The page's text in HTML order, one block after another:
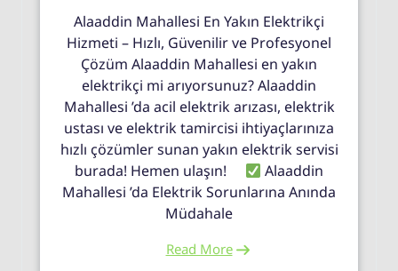
Alaaddin Mahallesi En Yakın Elektrikçi
Hizmeti – Hızlı, Güvenilir ve Profesyonel
Çözüm Alaaddin Mahallesi en yakın
elektrikçi mi arıyorsunuz? Alaaddin
Mahallesi ’da acil elektrik arızası, elektrik
ustası ve elektrik tamircisi ihtiyaçlarınıza
hızlı çözümler sunan yakın elektrik servisi
burada! Hemen ulaşın!
Alaaddin
Mahallesi ’da Elektrik Sorunlarına Anında
Müdahale
Read More